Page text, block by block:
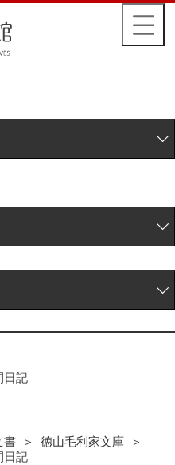
日記
書 ＞ 徳山毛利家文庫 ＞
日記